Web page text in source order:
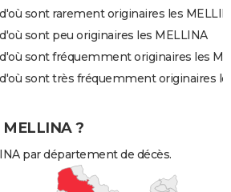
sont rarement originaires les
sont peu originaires les MELLINA
sont fréquemment originaires les
sont très fréquemment originaires
?
par département de décès.